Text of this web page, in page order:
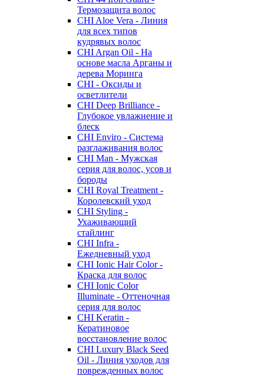
Термозащита волос
CHI Aloe Vera - Линия
для всех типов
кудрявых волос
CHI Argan Oil - На
основе масла Арганы и
дерева Моринга
CHI - Оксиды и
осветлители
CHI Deep Brilliance -
Глубокое увлажнение и
блеск
CHI Enviro - Система
разглаживания волос
CHI Man - Мужская
серия для волос, усов и
бороды
CHI Royal Treatment -
Королевский уход
CHI Styling -
Ухаживающий
стайлинг
CHI Infra -
Ежедневный уход
CHI Ionic Hair Color -
Краска для волос
CHI Ionic Color
Illuminate - Оттеночная
серия для волос
CHI Keratin -
Кератиновое
восстановление волос
CHI Luxury Black Seed
Oil - Линия уходов для
поврежденных волос